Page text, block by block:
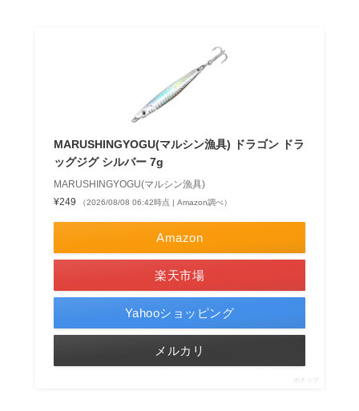
MARUSHINGYOGU(マルシン漁具) ドラゴン ドラ
ッグジグ シルバー 7g
MARUSHINGYOGU(マルシン漁具)
¥249
（2026/08/08 06:42時点 | Amazon調べ）
Amazon
楽天市場
Yahooショッピング
メルカリ
ポチップ